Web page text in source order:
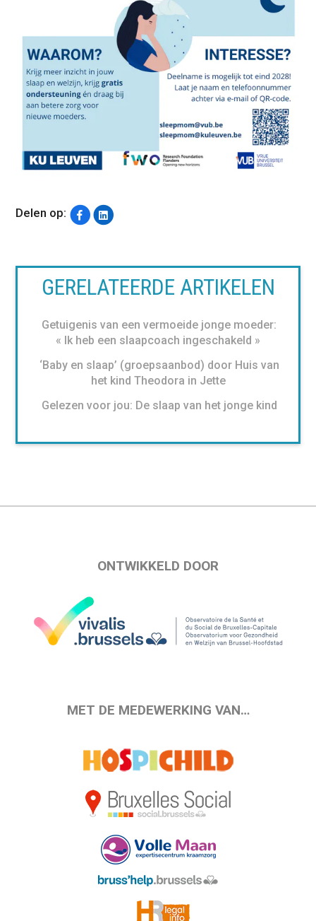
Delen op:
GERELATEERDE ARTIKELEN
Getuigenis van een vermoeide jonge moeder:
« Ik heb een slaapcoach ingeschakeld »
‘Baby en slaap’ (groepsaanbod) door Huis van
het kind Theodora in Jette
Gelezen voor jou: De slaap van het jonge kind
ONTWIKKELD DOOR
MET DE MEDEWERKING VAN…